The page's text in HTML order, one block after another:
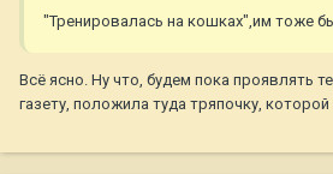
"Тренировалась на кошках",им тоже
Всё ясно. Ну что, будем пока проявлять
газету, положила туда тряпочку,